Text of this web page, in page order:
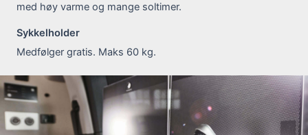
med høy varme og mange soltimer.
Sykkelholder
Medfølger gratis. Maks 60 kg.